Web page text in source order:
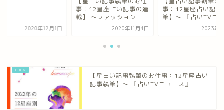
2020年12月1日
事：12星座占い記事の連
載】 〜ファッション...
2020年11月4日
事：12星座占い記事
筆】〜 『占いTVニ
2023年1
【星占い記事執筆のお仕事：12星座占い
記事執筆】〜 『占いTVニュース』...